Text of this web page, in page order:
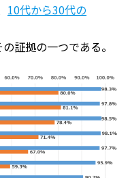
10代から30代の
証拠の一つである。